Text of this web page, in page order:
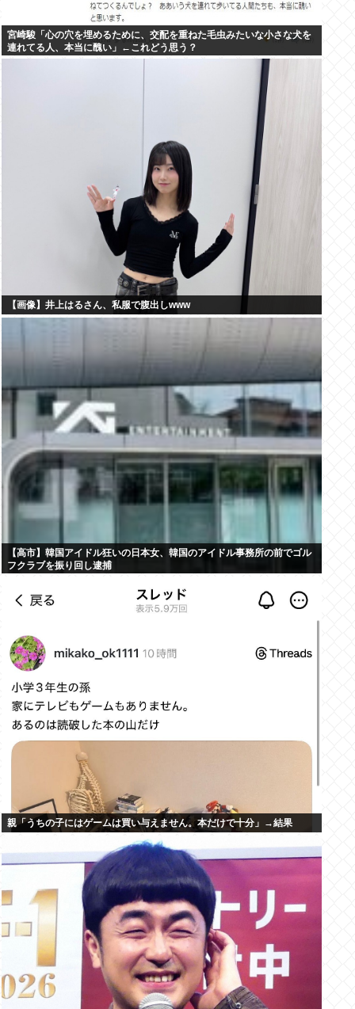
宮崎駿「心の穴を埋めるために、交配を重ねた毛虫みたいな小さな犬を
連れてる人、本当に醜い」←これどう思う？
【画像】井上はるさん、私服で腹出しwww
【高市】韓国アイドル狂いの日本女、韓国のアイドル事務所の前でゴル
フクラブを振り回し逮捕
親「うちの子にはゲームは買い与えません。本だけで十分」→結果